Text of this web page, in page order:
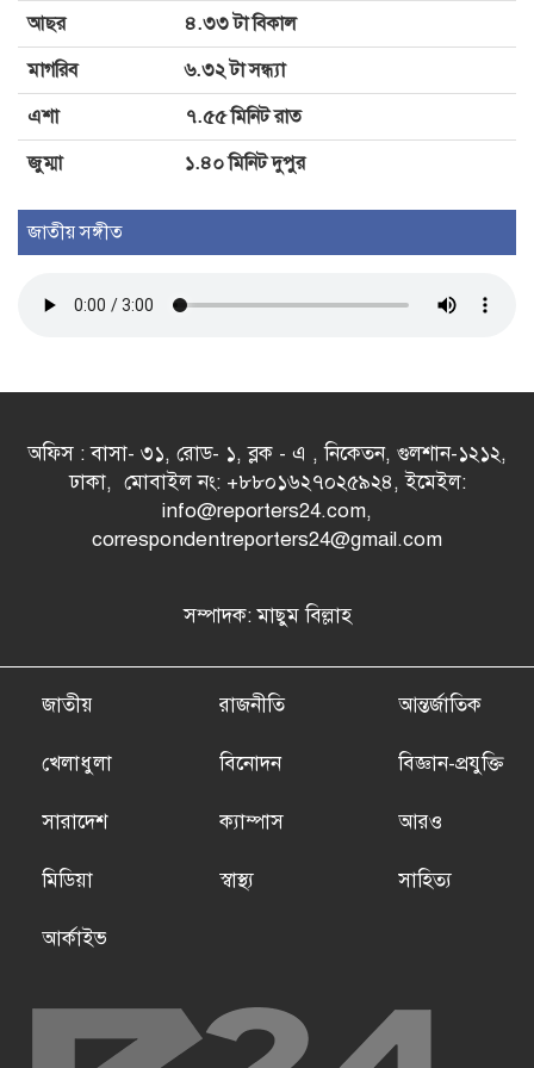
আছর
৪.৩৩ টা বিকাল
মাগরিব
৬.৩২ টা সন্ধ্যা
এশা
৭.৫৫ মিনিট রাত
জুম্মা
১.৪০ মিনিট দুপুর
জাতীয় সঙ্গীত
অফিস : বাসা- ৩১, রোড- ১, ব্লক - এ , নিকেতন, গুলশান-১২১২,
ঢাকা, মোবাইল নং: +৮৮০১৬২৭০২৫৯২৪, ইমেইল:
info@reporters24.com,
correspondentreporters24@gmail.com
সম্পাদক: মাছুম বিল্লাহ
জাতীয় রাজনীতি আন্তর্জাতিক
খেলাধুলা বিনোদন বিজ্ঞান-প্রযুক্তি
সারাদেশ ক্যাম্পাস আরও
মিডিয়া স্বাস্থ্য সাহিত্য
আর্কাইভ